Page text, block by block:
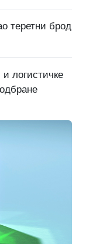
теретни брод
и логистичке